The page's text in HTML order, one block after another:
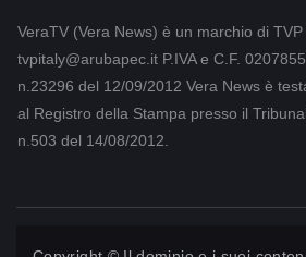
VeraTV (Vera News) è un marchio di TVP
tvpitaly@arubapec.it P.IVA e C.F.
n.23296 del 12/09/2012 Vera News è
al Registro della Stampa presso il
n.503 del 14/08/2012.